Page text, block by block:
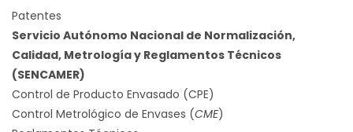
Patentes
Servicio Autónomo Nacional de Normalización,
Calidad, Metrología y Reglamentos Técnicos
(SENCAMER)
Control de Producto Envasado (CPE)
Control Metrológico de Envases (CME)